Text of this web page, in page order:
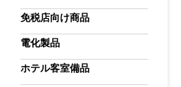
免税店向け商品
電化製品
ホテル客室備品